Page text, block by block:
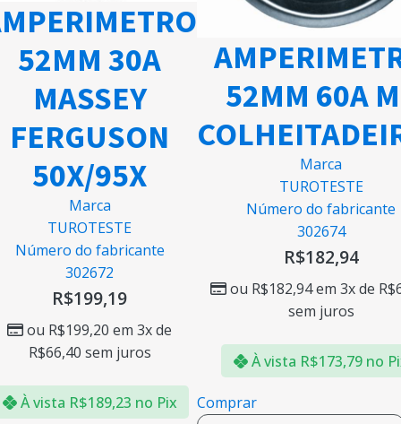
52MM 30A
MASSEY
FERGUSON
50X/95X
Marca
TUROTESTE
Número do fabricante
302672
R$199,19
ou R$199,20 em 3x de
R$66,40 sem juros
À vista R$189,23 no Pix
52MM 60A
Marca
TUROTESTE
Número do fabricante
302674
R$182,94
ou R$182,94em 3x de R$
sem juros
À vista R$173,79 no
Comprar